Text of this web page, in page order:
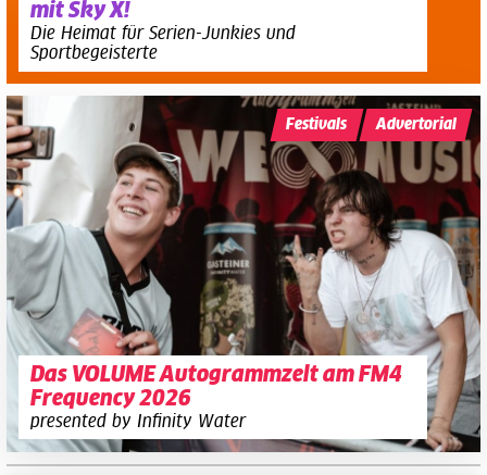
mit Sky X!
Die Heimat für Serien-Junkies und
Sportbegeisterte
Das VOLUME Autogrammzelt am FM4
Frequency 2026
presented by Infinity Water
Festivals Advertorial